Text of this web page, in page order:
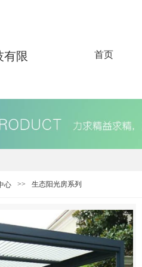
限
首页
心 >> 生态阳光房系列